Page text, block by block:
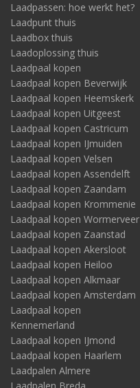
Laadpassen: hoe werkt het?
Laadpunt thuis
Laadbox thuis
Laadoplossing thuis
Laadpaal kopen
Laadpaal kopen Beverwijk
Laadpaal kopen Heemskerk
Laadpaal kopen Uitgeest
Laadpaal kopen Castricum
Laadpaal kopen IJmuiden
Laadpaal kopen Velsen
Laadpaal kopen Assendelft
Laadpaal kopen Zaandam
Laadpaal kopen Krommenie
Laadpaal kopen Wormerveer
Laadpaal kopen Zaanstad
Laadpaal kopen Akersloot
Laadpaal kopen Heiloo
Laadpaal kopen Alkmaar
Laadpaal kopen Amsterdam
Laadpaal kopen
Kennemerland
Laadpaal kopen IJmond
Laadpaal kopen Haarlem
Laadpalen Almere